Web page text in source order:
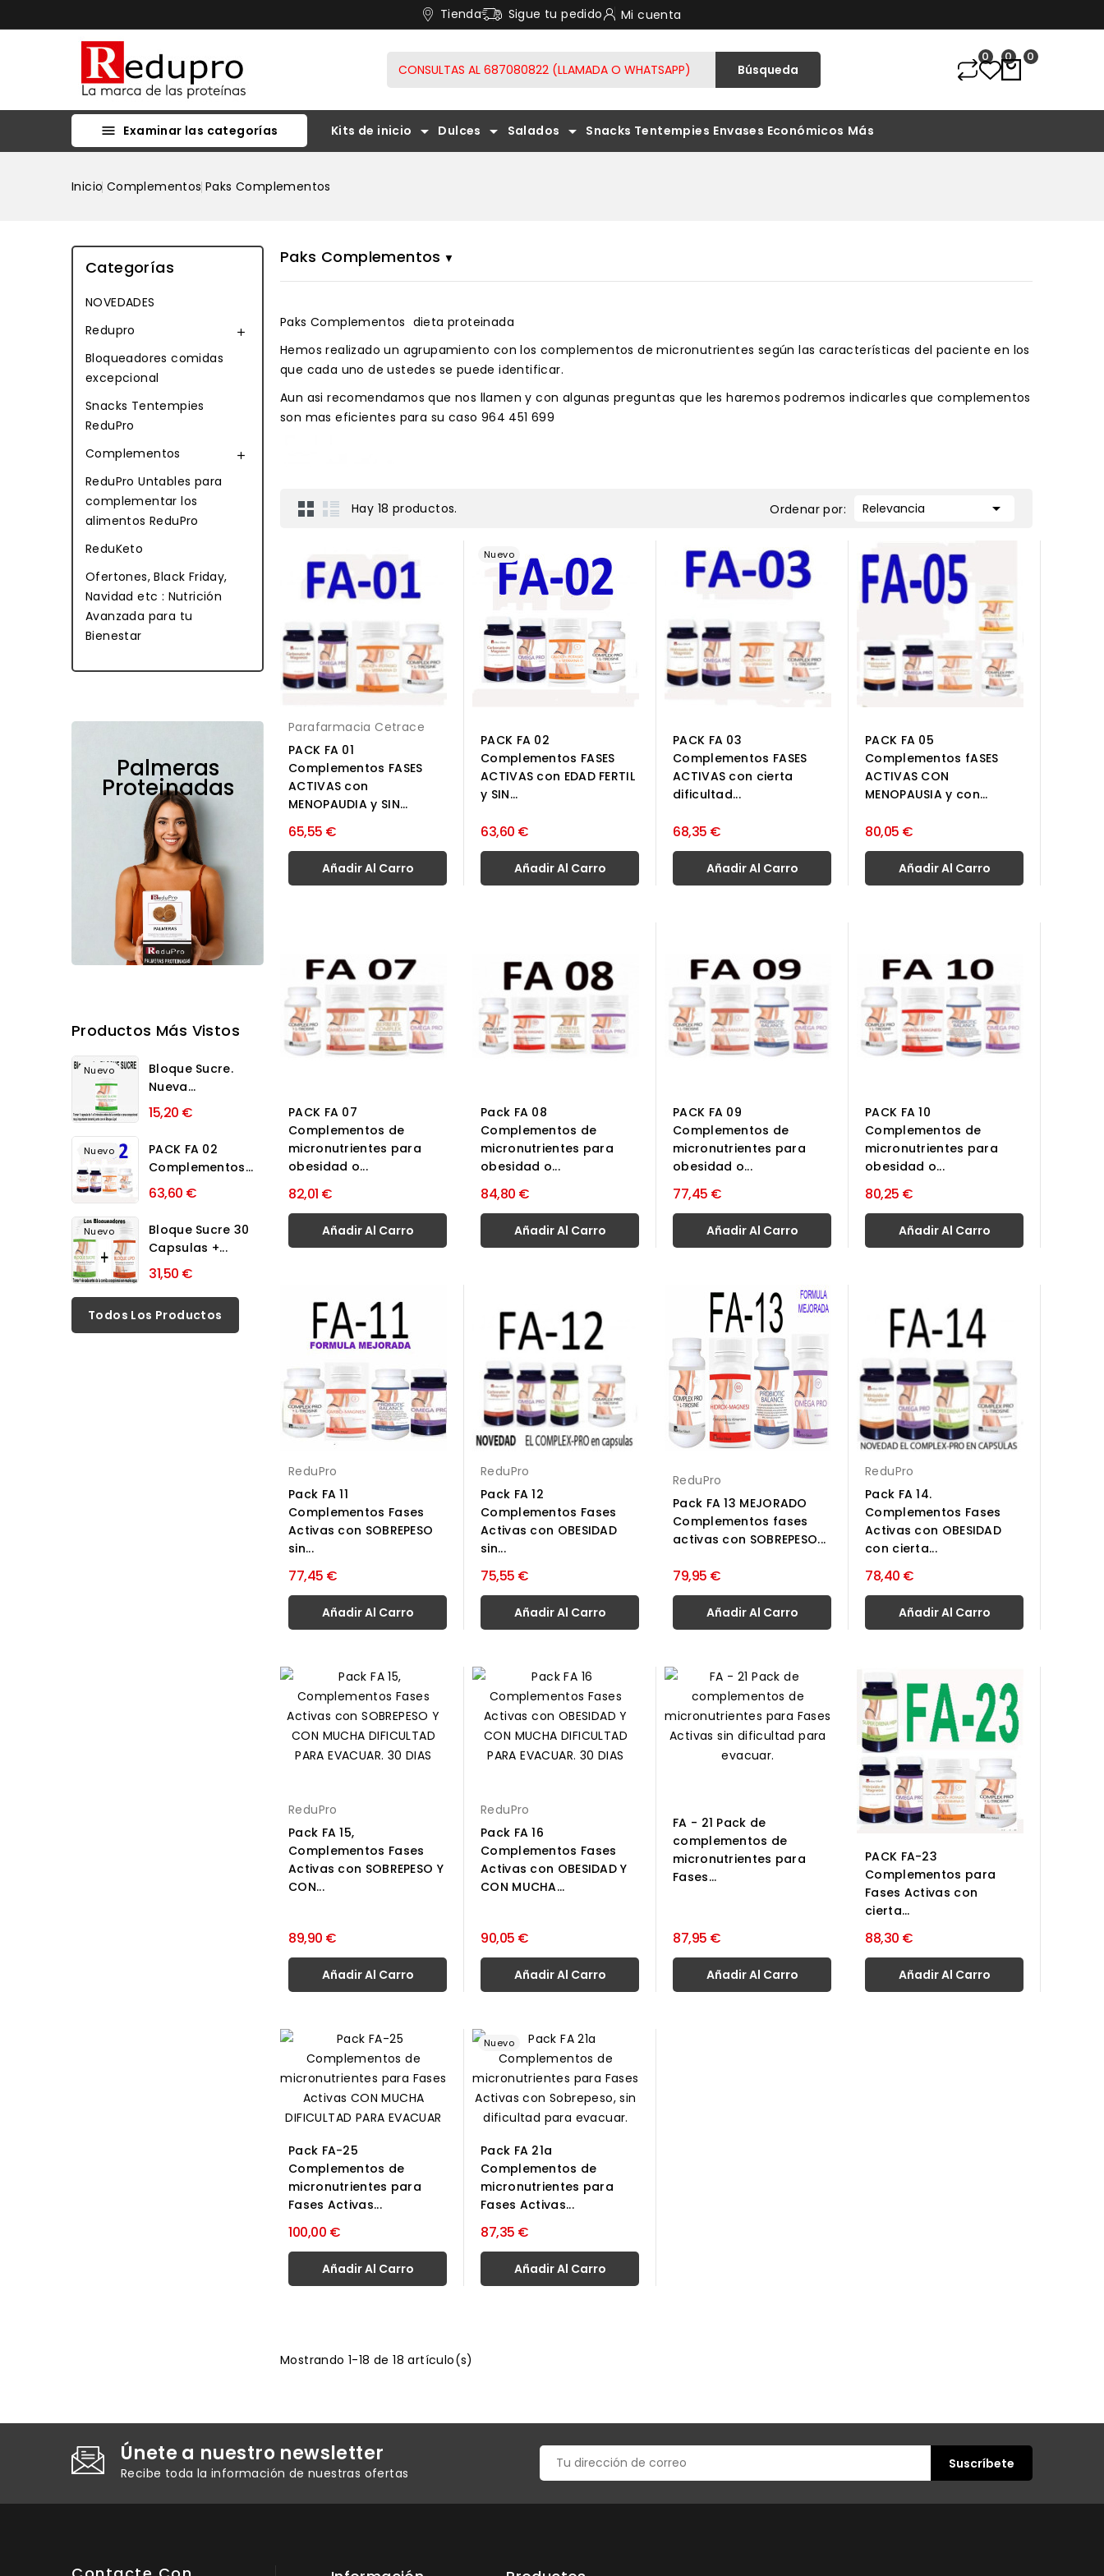
Tienda Sigue tu pedido Mi cuenta
Búsqueda
0 0 0
 Examinar las categorías Kits de inicio arrow_drop_down Dulces arrow_drop_down Salados arrow_drop_down Snacks Tentempies Envases Económicos Más
Inicio Complementos Paks Complementos
Categorías
NOVEDADES
Redupro

Bloqueadores comidas
excepcional
Snacks Tentempies
ReduPro
Complementos

ReduPro Untables para
complementar los
alimentos ReduPro
ReduKeto
Ofertones, Black Friday,
Navidad etc : Nutrición
Avanzada para tu
Bienestar
Palmeras
Proteinadas
Productos Más Vistos
Nuevo
Bloque Sucre.
Nueva...
15,20 €
Nuevo
PACK FA 02
Complementos...
63,60 €
Nuevo
Bloque Sucre 30
Capsulas +...
31,50 €
Todos Los Productos
Paks Complementos
Paks Complementos dieta proteinada
Hemos realizado un agrupamiento con los complementos de micronutrientes según las características del paciente en los
que cada uno de ustedes se puede identificar.
Aun asi recomendamos que nos llamen y con algunas preguntas que les haremos podremos indicarles que complementos
son mas eficientes para su caso 964 451 699
Hay 18 productos. Ordenar por: Relevancia 
Parafarmacia Cetrace
PACK FA 01
Complementos FASES
ACTIVAS con
MENOPAUDIA y SIN...
65,55 €
Añadir Al Carro
Nuevo
PACK FA 02
Complementos FASES
ACTIVAS con EDAD FERTIL
y SIN...
63,60 €
Añadir Al Carro
PACK FA 03
Complementos FASES
ACTIVAS con cierta
dificultad...
68,35 €
Añadir Al Carro
PACK FA 05
Complementos fASES
ACTIVAS CON
MENOPAUSIA y con...
80,05 €
Añadir Al Carro
PACK FA 07
Complementos de
micronutrientes para
obesidad o...
82,01 €
Añadir Al Carro
Pack FA 08
Complementos de
micronutrientes para
obesidad o...
84,80 €
Añadir Al Carro
PACK FA 09
Complementos de
micronutrientes para
obesidad o...
77,45 €
Añadir Al Carro
PACK FA 10
Complementos de
micronutrientes para
obesidad o...
80,25 €
Añadir Al Carro
ReduPro
Pack FA 11
Complementos Fases
Activas con SOBREPESO
sin...
77,45 €
Añadir Al Carro
ReduPro
Pack FA 12
Complementos Fases
Activas con OBESIDAD
sin...
75,55 €
Añadir Al Carro
ReduPro
Pack FA 13 MEJORADO
Complementos fases
activas con SOBREPESO...
79,95 €
Añadir Al Carro
ReduPro
Pack FA 14.
Complementos Fases
Activas con OBESIDAD
con cierta...
78,40 €
Añadir Al Carro
ReduPro
Pack FA 15,
Complementos Fases
Activas con SOBREPESO Y
CON...
89,90 €
Añadir Al Carro
ReduPro
Pack FA 16
Complementos Fases
Activas con OBESIDAD Y
CON MUCHA...
90,05 €
Añadir Al Carro
FA - 21 Pack de
complementos de
micronutrientes para
Fases...
87,95 €
Añadir Al Carro
PACK FA-23
Complementos para
Fases Activas con
cierta...
88,30 €
Añadir Al Carro
Pack FA-25
Complementos de
micronutrientes para
Fases Activas...
100,00 €
Añadir Al Carro
Nuevo
Pack FA 21a
Complementos de
micronutrientes para
Fases Activas...
87,35 €
Añadir Al Carro
Mostrando 1-18 de 18 artículo(s)
Únete a nuestro newsletter
Recibe toda la información de nuestras ofertas